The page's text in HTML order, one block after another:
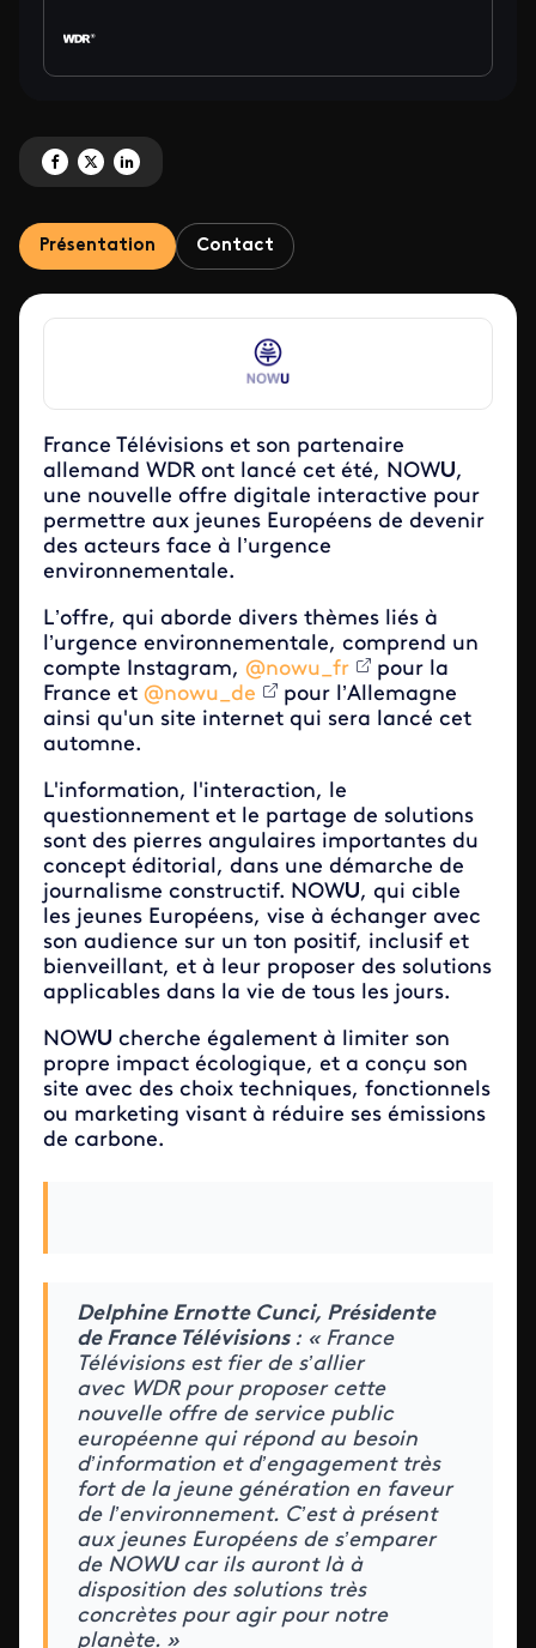
Partagez 'NOWU, se bouger pour l'environnement' sur Facebook
Partagez 'NOWU, se bouger pour l'environnement' sur X
Partagez 'NOWU, se bouger pour l'environnement' sur LinkedIn
Présentation Contact
France Télévisions et son partenaire
allemand WDR ont lancé cet été, NOWU,
une nouvelle offre digitale interactive pour
permettre aux jeunes Européens de devenir
des acteurs face à l’urgence
environnementale.
L’offre, qui aborde divers thèmes liés à
l’urgence environnementale, comprend un
compte Instagram, @nowu_fr
pour la
France et @nowu_de
pour l’Allemagne
ainsi qu'un site internet qui sera lancé cet
automne.
L'information, l'interaction, le
questionnement et le partage de solutions
sont des pierres angulaires importantes du
concept éditorial, dans une démarche de
journalisme constructif. NOWU, qui cible
les jeunes Européens, vise à échanger avec
son audience sur un ton positif, inclusif et
bienveillant, et à leur proposer des solutions
applicables dans la vie de tous les jours.
NOWU cherche également à limiter son
propre impact écologique, et a conçu son
site avec des choix techniques, fonctionnels
ou marketing visant à réduire ses émissions
de carbone.
Delphine Ernotte Cunci, Présidente
de France Télévisions : « France
Télévisions est fier de s’allier
avec WDR pour proposer cette
nouvelle offre de service public
européenne qui répond au besoin
d’information et d’engagement très
fort de la jeune génération en faveur
de l’environnement. C’est à présent
aux jeunes Européens de s’emparer
de NOWUcar ils auront là à
disposition des solutions très
concrètes pour agir pour notre
planète. »